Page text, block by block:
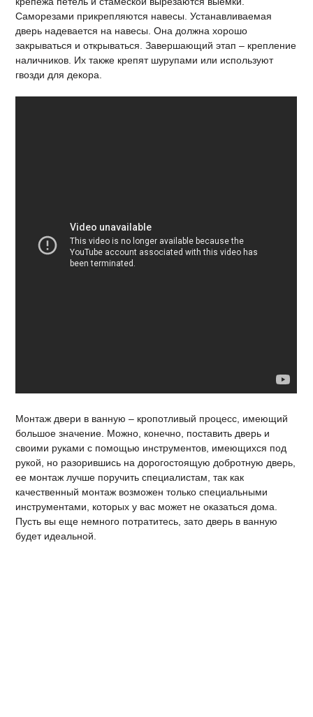
Саморезами прикрепляются навесы. Устанавливаемая
дверь надевается на навесы. Она должна хорошо
закрываться и открываться. Завершающий этап – крепление
наличников. Их также крепят шурупами или используют
гвозди для декора.
Монтаж двери в ванную – кропотливый процесс, имеющий
большое значение. Можно, конечно, поставить дверь и
своими руками с помощью инструментов, имеющихся под
рукой, но разорившись на дорогостоящую добротную дверь,
ее монтаж лучше поручить специалистам, так как
качественный монтаж возможен только специальными
инструментами, которых у вас может не оказаться дома.
Пусть вы еще немного потратитесь, зато дверь в ванную
будет идеальной.